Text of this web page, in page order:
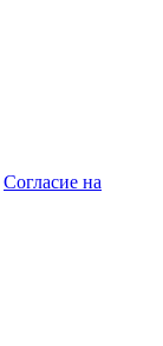
Согласие на